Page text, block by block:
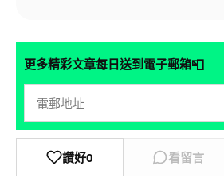
更多精彩文章每日送到電子郵箱📮
讚好0 看留言